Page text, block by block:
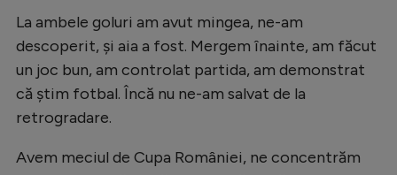
Natație
Formula 1
La ambele goluri am avut mingea, ne-am
descoperit, și aia a fost. Mergem înainte, am făcut
un joc bun, am controlat partida, am demonstrat
că știm fotbal. Încă nu ne-am salvat de la
retrogradare.
Avem meciul de Cupa României, ne concentrăm